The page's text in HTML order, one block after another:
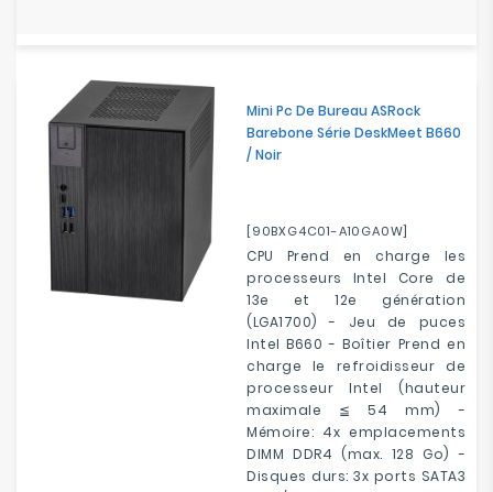
Mini Pc De Bureau ASRock
Barebone Série DeskMeet B660
/ Noir
[90BXG4C01-A10GA0W]
CPU Prend en charge les
processeurs Intel Core de
13e et 12e génération
(LGA1700) - Jeu de puces
Intel B660 - Boîtier Prend en
charge le refroidisseur de
processeur Intel (hauteur
maximale ≦ 54 mm) -
Mémoire: 4x emplacements
DIMM DDR4 (max. 128 Go) -
Disques durs: 3x ports SATA3